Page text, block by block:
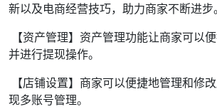
新以及电商经营技巧，助力商家不断进步。
【资产管理】资产管理功能让商家可以
并进行提现操作。
【店铺设置】商家可以便捷地管理和修
现多账号管理。